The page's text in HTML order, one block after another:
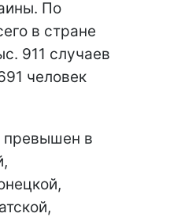
По
в стране
911 случаев
человек
превышен в